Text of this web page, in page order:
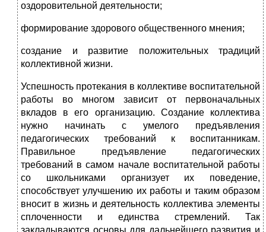
оздоровительной деятельности;
формирование здорового общественного мнения;
создание и развитие положительных традиций
коллективной жизни.
Успешность протекания в коллективе воспитательной
работы во многом зависит от первоначальных
вкладов в его организацию. Создание коллектива
нужно начинать с умелого предъявления
педагогических требований к воспитанникам.
Правильное предъявление педагогических
требований в самом начале воспитательной работы
со школьниками организует их поведение,
способствует улучшению их работы и таким образом
вносит в жизнь и деятельность коллектива элементы
сплоченности и единства стремлений. Так